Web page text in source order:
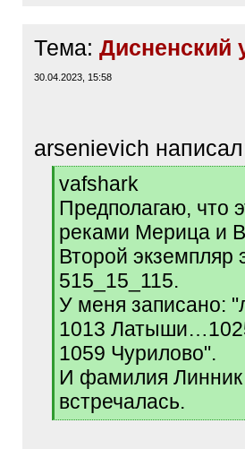
Тема: Дисненский
30.04.2023, 15:58
arsenievich
[
q
vafshark
Предполагаю, что
реками Мерица и
Второй экземпляр
515_15_115.
У меня записано:
1013
1059 Чурилово".
И фамилия Линник
встречалась.
[